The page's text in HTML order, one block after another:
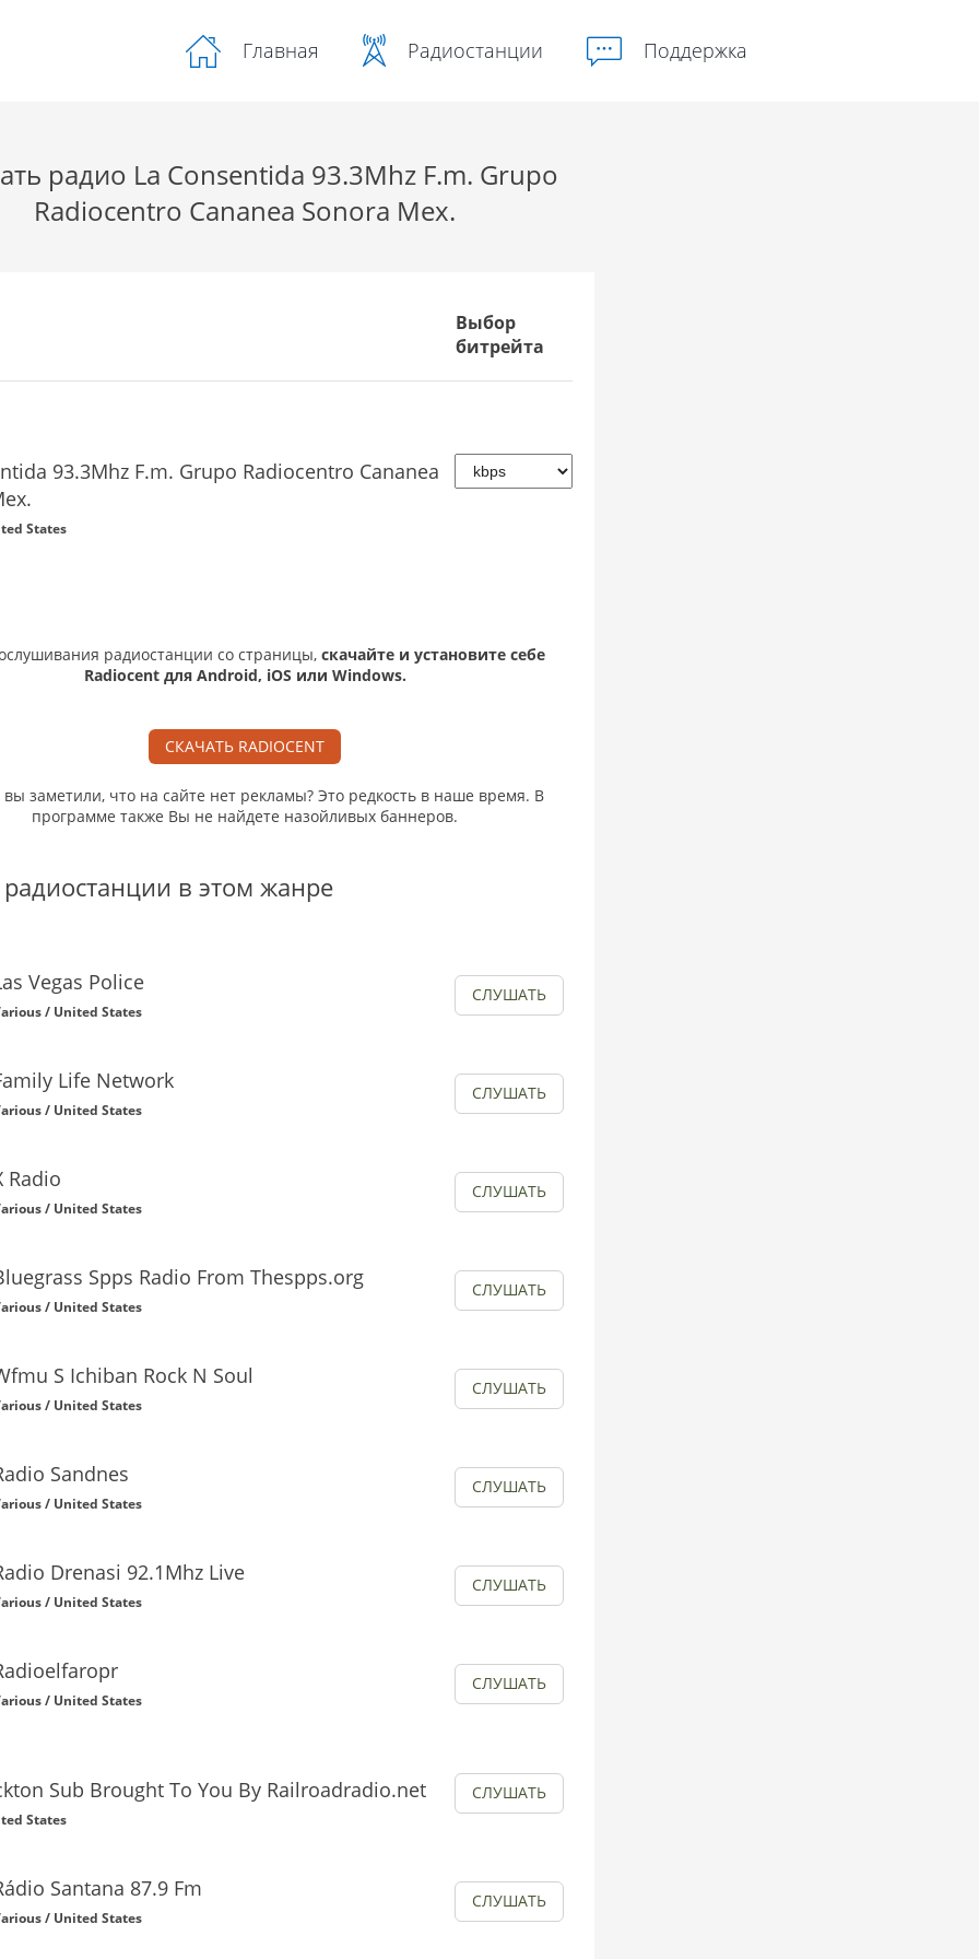
Главная Радиостанции Поддержка
радио La Consentida 93.3Mhz F.m. Grupo
Radiocentro Cananea Sonora Mex.
Выбор
битрейта
93.3Mhz F.m. Grupo Radiocentro Cananea
States
радиостанции со страницы, скачайте и установите себе
Radiocent для Android, iOS или Windows.
СКАЧАТЬ RADIOCENT
вы заметили, что на сайте нет рекламы? Это редкость в наше время. В
программе также Вы не найдете назойливых баннеров.
в этом жанре
Vegas Police
/ United States
СЛУШАТЬ
Life Network
/ United States
СЛУШАТЬ
Radio
/ United States
СЛУШАТЬ
Spps Radio From Thespps.org
/ United States
СЛУШАТЬ
S Ichiban Rock N Soul
/ United States
СЛУШАТЬ
Sandnes
/ United States
СЛУШАТЬ
Drenasi 92.1Mhz Live
/ United States
СЛУШАТЬ
/ United States
СЛУШАТЬ
Sub Brought To You By Railroadradio.net
States
СЛУШАТЬ
Santana 87.9 Fm
/ United States
СЛУШАТЬ